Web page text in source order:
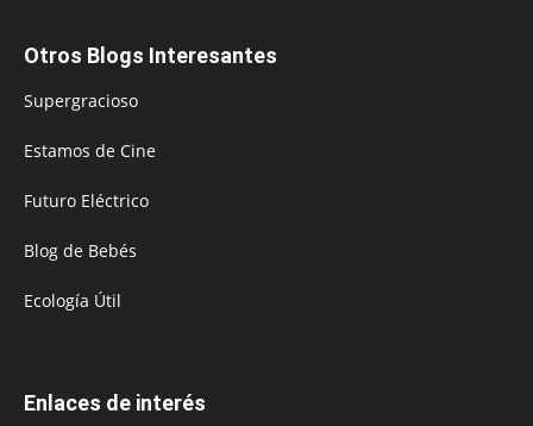
Otros Blogs Interesantes
Supergracioso
Estamos de Cine
Futuro Eléctrico
Blog de Bebés
Ecología Útil
Enlaces de interés